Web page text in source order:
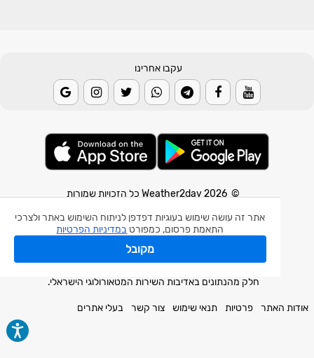
אתר זה עושה שימוש בעוגיות דפדפן לניתוח השימוש באתר ולצרכי
התאמת פרסום, כמפורט במדיניות הפרטיות
מקובל
עקבו אחרינו
© 2026 Weather2day כל הזכויות שמורות
אפליקצית מזג אוויר
אפליקצית רעידת אדמה
אפליקצית מכ"ם גשם
חלק מהנתונים באדיבות השירות המטאורולוגי הישראלי.
אודות האתר פרטיות תנאי שימוש צור קשר בעלי אתרים